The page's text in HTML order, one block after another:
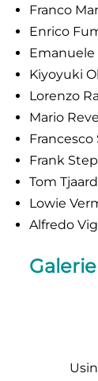
Franco
Enrico
Emanuele
Kiyoyuki
Lorenzo
Mario
Francesco
Frank
Tom
Lowie
Alfredo
Galerie